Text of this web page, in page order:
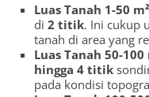
Luas Tanah 1-50 m²
di2 titik. Ini cukup
tanah di area yang
Luas Tanah 50-100
hingga 4 titik
pada kondisi